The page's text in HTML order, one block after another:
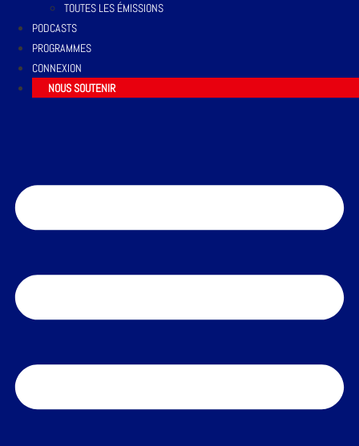
TOUTES LES ÉMISSIONS
PODCASTS
PROGRAMMES
CONNEXION
NOUS SOUTENIR